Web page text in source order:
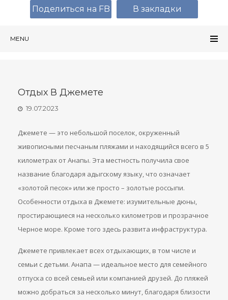
MENU
Отдых В Джемете
19.07.2023
Джемете — это небольшой поселок, окруженный
живописными песчаным пляжами и находящийся всего в 5
километрах от Анапы. Эта местность получила свое
название благодаря адыгскому языку, что означает
«золотой песок» или же просто – золотые россыпи.
Особенности отдыха в Джемете: изумительные дюны,
простирающиеся на несколько километров и прозрачное
Черное море. Кроме того здесь развита инфраструктура.
Джемете привлекает всех отдыхающих, в том числе и
семьи с детьми. Анапа — идеальное место для семейного
отпуска со всей семьей или компанией друзей. До пляжей
можно добраться за несколько минут, благодаря близости
Поделиться на FB В закладки